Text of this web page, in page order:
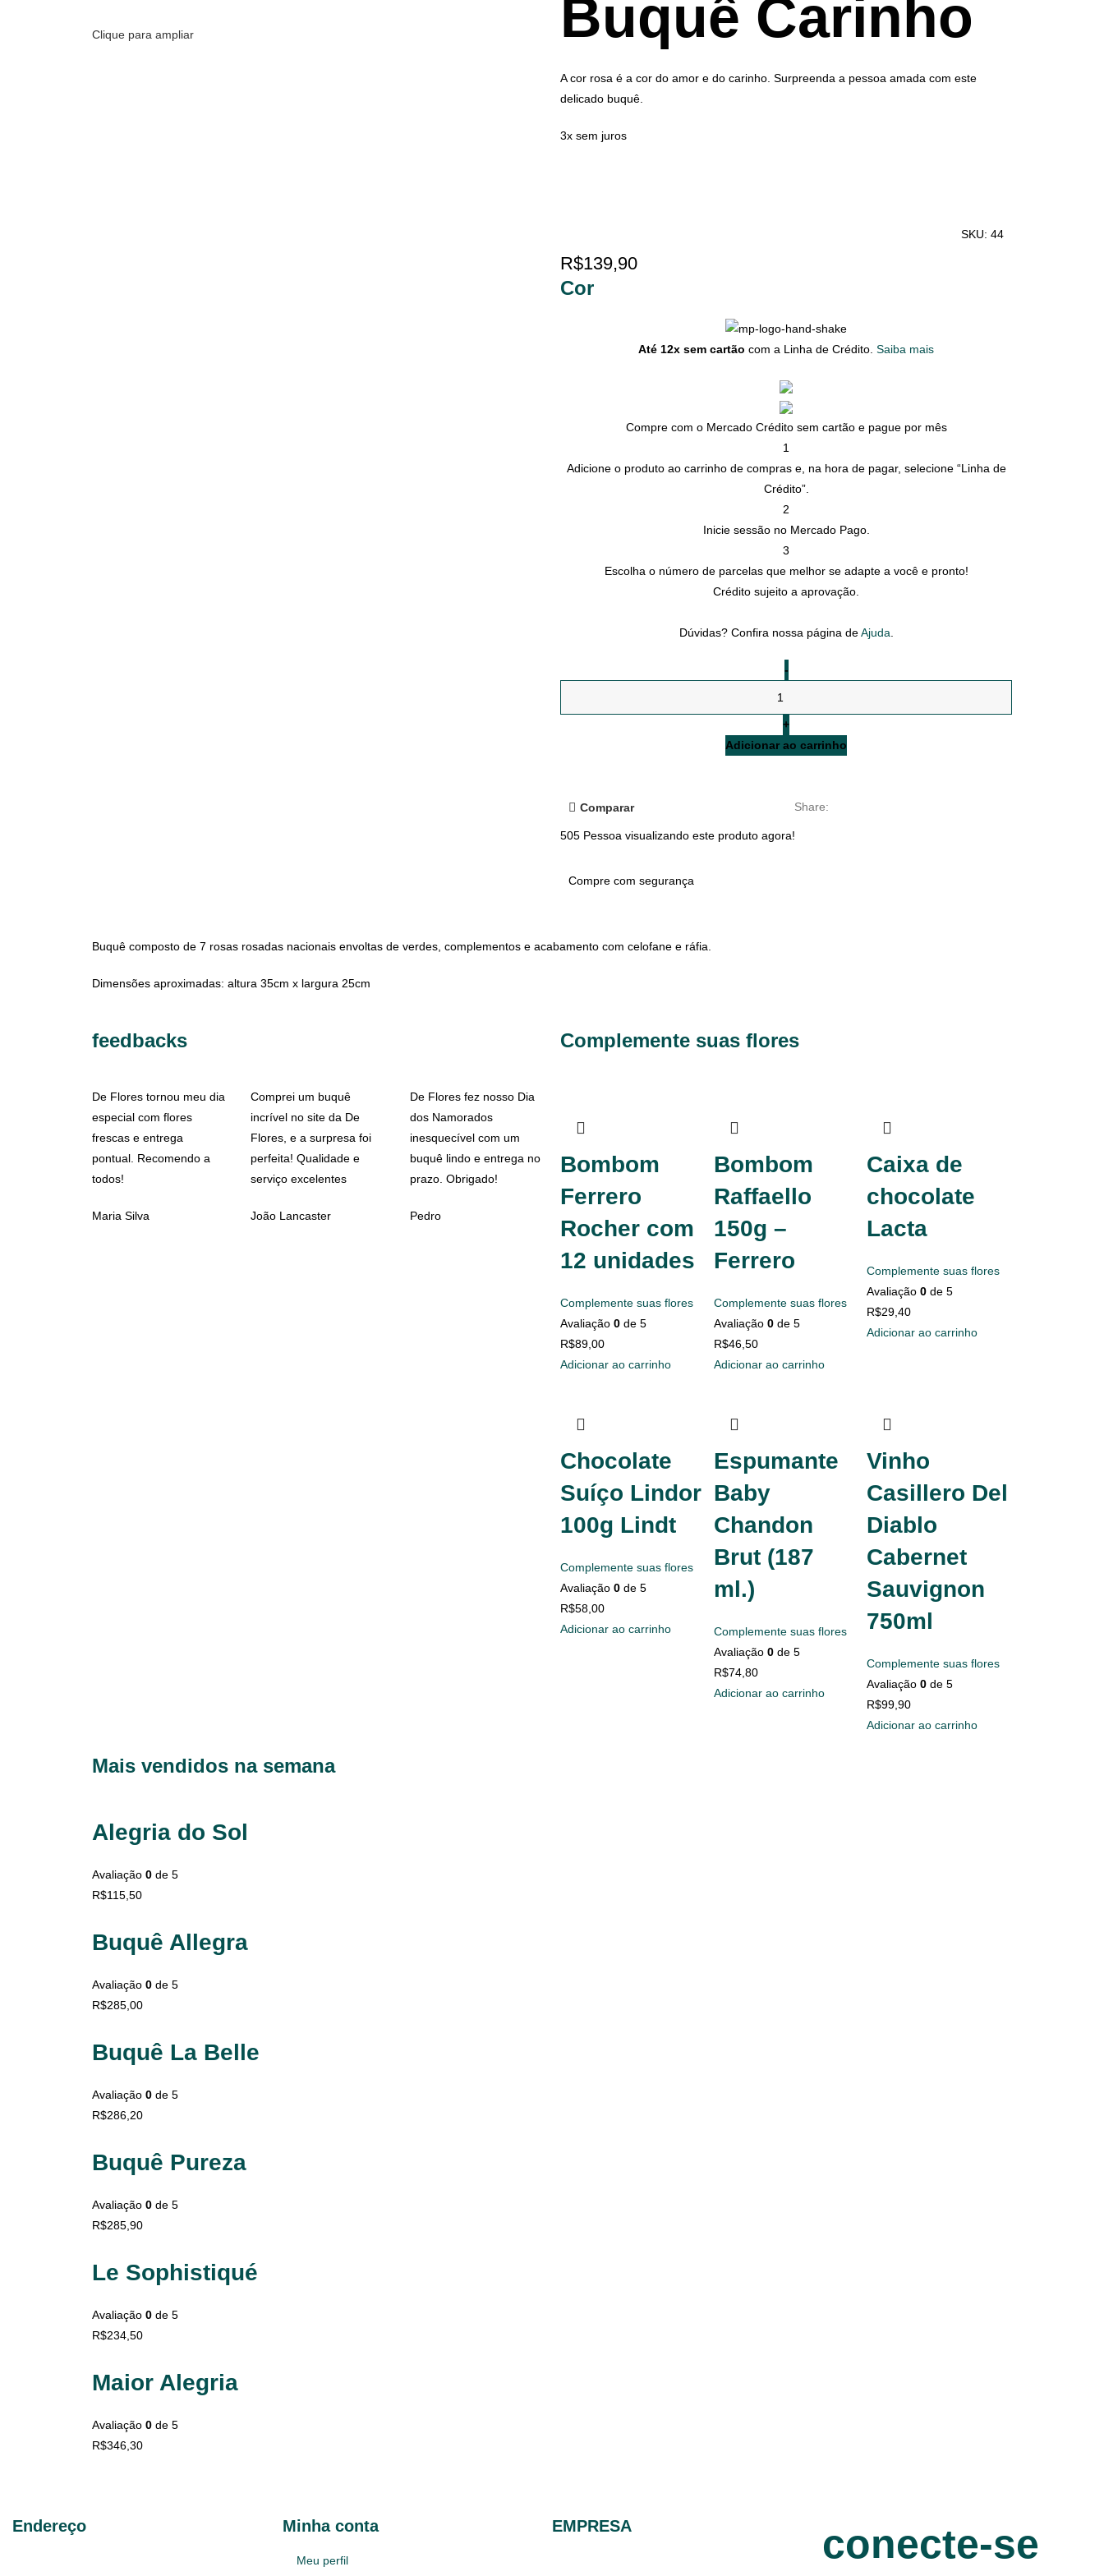
Clique para ampliar Buquê Carinho
A cor rosa é a cor do amor e do carinho. Surpreenda a pessoa amada com este
delicado buquê.
3x sem juros
SKU: 44
R$139,90
Cor
Até 12x sem cartão com a Linha de Crédito. Saiba mais
Compre com o Mercado Crédito sem cartão e pague por mês
1
Adicione o produto ao carrinho de compras e, na hora de pagar, selecione “Linha de
Crédito”.
2
Inicie sessão no Mercado Pago.
3
Escolha o número de parcelas que melhor se adapte a você e pronto!
Crédito sujeito a aprovação.
Dúvidas? Confira nossa página deAjuda
Adicionar ao carrinho
Comparar Share:
505 Pessoa visualizando este produto agora!
Compre com segurança
Buquê composto de 7 rosas rosadas nacionais envoltas de verdes, complementos e acabamento com celofane e ráfia.
Dimensões aproximadas: altura 35cm x largura 25cm
feedbacks
De Flores tornou meu dia
especial com flores
frescas e entrega
pontual. Recomendo a
todos!
Maria Silva
Comprei um buquê
incrível no site da De
Flores, e a surpresa foi
perfeita! Qualidade e
serviço excelentes
João Lancaster
De Flores fez nosso Dia
dos Namorados
inesquecível com um
buquê lindo e entrega no
prazo. Obrigado!
Pedro
Complemente suas flores
Bombom
Ferrero
Rocher com
12 unidades
Complemente suas flores
Avaliação 0 de 5
R$89,00
Adicionar ao carrinho
Bombom
Raffaello
150g –
Ferrero
Complemente suas flores
Avaliação 0de 5
R$46,50
Adicionar ao carrinho
Caixa de
chocolate
Lacta
Complemente suas flores
Avaliação0 de 5
R$29,40
Adicionar ao carrinho
Chocolate
Suíço Lindor
100g Lindt
Complemente suas flores
Avaliação 0 de 5
R$58,00
Adicionar ao carrinho
Espumante
Baby
Chandon
Brut (187
ml.)
Complemente suas flores
Avaliação 0de 5
R$74,80
Adicionar ao carrinho
Vinho
Casillero Del
Diablo
Cabernet
Sauvignon
750ml
Complemente suas flores
Avaliação0 de 5
R$99,90
Adicionar ao carrinho
Mais vendidos na semana
Alegria do Sol
Avaliação 0 de 5
R$115,50
Buquê Allegra
Avaliação 0 de 5
R$285,00
Buquê La Belle
Avaliação 0 de 5
R$286,20
Buquê Pureza
Avaliação 0 de 5
R$285,90
Le Sophistiqué
Avaliação 0 de 5
R$234,50
Maior Alegria
Avaliação 0 de 5
R$346,30
Endereço Minha conta
Meu perfil
EMPRESA
conecte-se